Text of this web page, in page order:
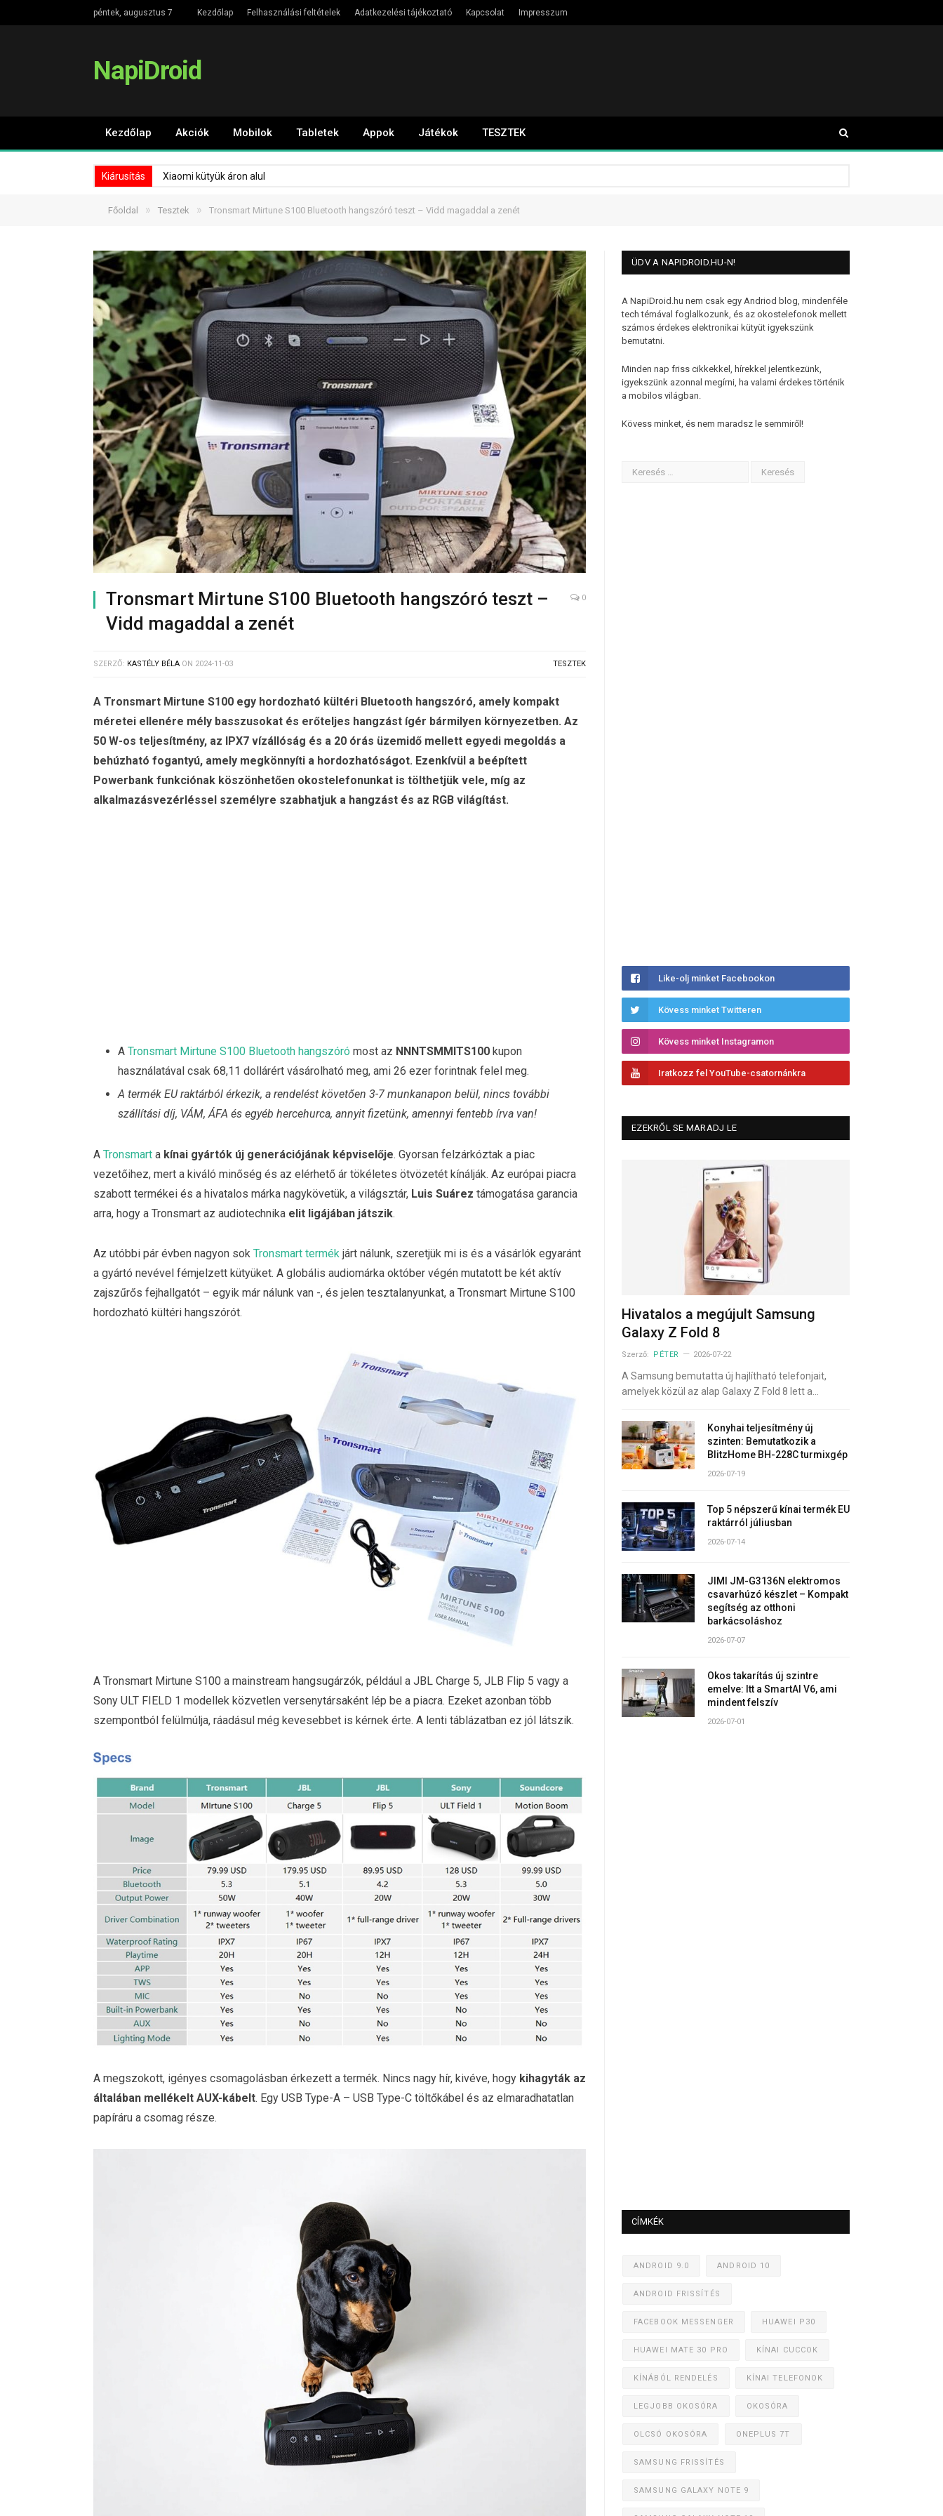
péntek, augusztus 7 Kezdőlap Felhasználási feltételek Adatkezelési tájékoztató Kapcsolat Impresszum
NapiDroid
Kezdőlap Akciók Mobilok Tabletek Appok Játékok TESZTEK
Kiárusítás Xiaomi kütyük áron alul
Főoldal » Tesztek » Tronsmart Mirtune S100 Bluetooth hangszóró teszt – Vidd magaddal a zenét
Tronsmart Mirtune S100 Bluetooth hangszóró teszt –
Vidd magaddal a zenét
0
SZERZŐ: KASTÉLY BÉLA ON 2024-11-03 TESZTEK
A Tronsmart Mirtune S100 egy hordozható kültéri Bluetooth hangszóró, amely kompakt
méretei ellenére mély basszusokat és erőteljes hangzást ígér bármilyen környezetben. Az
50 W-os teljesítmény, az IPX7 vízállóság és a 20 órás üzemidő mellett egyedi megoldás a
behúzható fogantyú, amely megkönnyíti a hordozhatóságot. Ezenkívül a beépített
Powerbank funkciónak köszönhetően okostelefonunkat is tölthetjük vele, míg az
alkalmazásvezérléssel személyre szabhatjuk a hangzást és az RGB világítást.
A Tronsmart Mirtune S100 Bluetooth hangszóró most az NNNTSMMITS100 kupon
használatával csak 68,11 dollárért vásárolható meg, ami 26 ezer forintnak felel meg.
A termék EU raktárból érkezik, a rendelést követően 3-7 munkanapon belül, nincs további
szállítási díj, VÁM, ÁFA és egyéb hercehurca, annyit fizetünk, amennyi fentebb írva van!
A Tronsmart a kínai gyártók új generációjának képviselője. Gyorsan felzárkóztak a piac
vezetőihez, mert a kiváló minőség és az elérhető ár tökéletes ötvözetét kínálják. Az európai piacra
szabott termékei és a hivatalos márka nagykövetük, a világsztár, Luis Suárez támogatása garancia
arra, hogy a Tronsmart az audiotechnika elit ligájában játszik.
Az utóbbi pár évben nagyon sok Tronsmart termék járt nálunk, szeretjük mi is és a vásárlók egyaránt
a gyártó nevével fémjelzett kütyüket. A globális audiomárka október végén mutatott be két aktív
zajszűrős fejhallgatót – egyik már nálunk van -, és jelen tesztalanyunkat, a Tronsmart Mirtune S100
hordozható kültéri hangszórót.
A Tronsmart Mirtune S100 a mainstream hangsugárzók, például a JBL Charge 5, JLB Flip 5 vagy a
Sony ULT FIELD 1 modellek közvetlen versenytársaként lép be a piacra. Ezeket azonban több
szempontból felülmúlja, ráadásul még kevesebbet is kérnek érte. A lenti táblázatban ez jól látszik.
A megszokott, igényes csomagolásban érkezett a termék. Nincs nagy hír, kivéve, hogy kihagyták az
általában mellékelt AUX-kábelt. Egy USB Type-A – USB Type-C töltőkábel és az elmaradhatatlan
papíráru a csomag része.
ÜDV A NAPIDROID.HU-N!
A NapiDroid.hu nem csak egy Andriod blog, mindenféle
tech témával foglalkozunk, és az okostelefonok mellett
számos érdekes elektronikai kütyüt igyekszünk
bemutatni.
Minden nap friss cikkekkel, hírekkel jelentkezünk,
igyekszünk azonnal megírni, ha valami érdekes történik
a mobilos világban.
Kövess minket, és nem maradsz le semmiről!
Like-olj minket Facebookon
Kövess minket Twitteren
Kövess minket Instagramon
Iratkozz fel YouTube-csatornánkra
EZEKRŐL SE MARADJ LE
Hivatalos a megújult Samsung
Galaxy Z Fold 8
Szerző: PÉTER 2026-07-22
A Samsung bemutatta új hajlítható telefonjait,
amelyek közül az alap Galaxy Z Fold 8 lett a…
Konyhai teljesítmény új
szinten: Bemutatkozik a
BlitzHome BH-228C turmixgép
2026-07-19
Top 5 népszerű kínai termék EU
raktárról júliusban
2026-07-14
JIMI JM-G3136N elektromos
csavarhúzó készlet – Kompakt
segítség az otthoni
barkácsoláshoz
2026-07-07
Okos takarítás új szintre
emelve: Itt a SmartAI V6, ami
mindent felszív
2026-07-01
CÍMKÉK
ANDROID 9.0 ANDROID 10
ANDROID FRISSÍTÉS
FACEBOOK MESSENGER HUAWEI P30
HUAWEI MATE 30 PRO KÍNAI CUCCOK
KÍNÁBÓL RENDELÉS KÍNAI TELEFONOK
LEGJOBB OKOSÓRA OKOSÓRA
OLCSÓ OKOSÓRA ONEPLUS 7T
SAMSUNG FRISSÍTÉS
SAMSUNG GALAXY NOTE 9